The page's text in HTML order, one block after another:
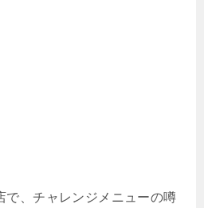
で、チャレンジメニューの噂